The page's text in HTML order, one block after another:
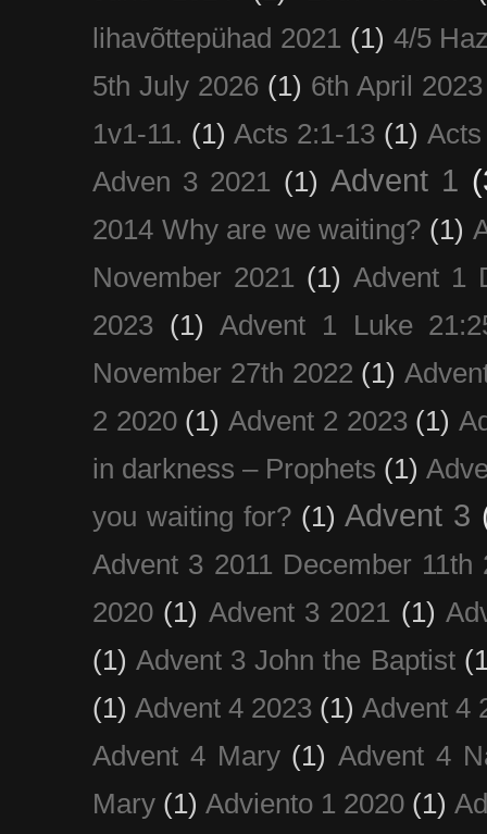
lihavõttepühad 2021 (1) 4/5
5th July 2026 (1) 6th April 2023
1v1-11. (1) Acts 2:1-13 (1)
Adven 3 2021 (1) Advent 1
2014 Why are we waiting? (1)
November 2021 (1) Advent 1
2023 (1) Advent 1 Luke
November 27th 2022 (1)
2 2020 (1) Advent 2 2023 (1)
in darkness – Prophets (1)
you waiting for? (1) Advent 3
Advent 3 2011 December 11th
2020 (1) Advent 3 2021 (1)
(1) Advent 3 John the Baptist
(1) Advent 4 2023 (1) Advent 4
Advent 4 Mary (1) Advent 4
Mary (1) Adviento 1 2020 (1)